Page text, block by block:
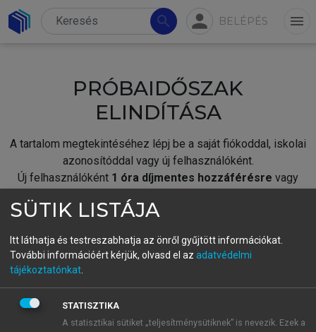
search person BELÉPÉS menu
PRÓBAIDŐSZAK
ELINDÍTÁSA
A tartalom megtekintéséhez lépj be a saját fiókoddal, iskolai
azonosítóddal vagy új felhasználóként.
Új felhasználóként 1 óra díjmentes hozzáférésre vagy
fiókoddal,vagy hozz létre új fiókot.
A regisztráció után apróbaidőszakautomatikusan
BELÉPÉS SAJÁT FIÓKKAL
SÜTIK LISTÁJA
Itt láthatja és testreszabhatja az önről gyűjtött információkat.
További információért kérjük, olvasd el az adatvédelmi
tájékoztatónkat
STATISZTIKA
A statisztikai sütiket „teljesítménysütiknek” is nevezik. Ezek a